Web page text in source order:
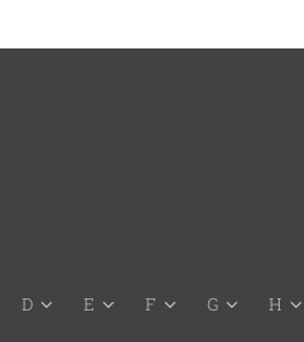
D E F G H